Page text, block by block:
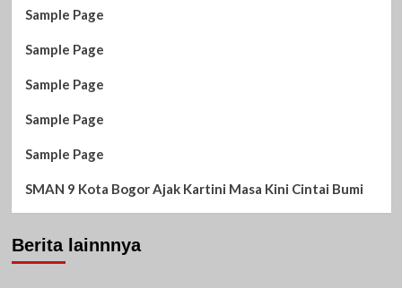
Sample Page
Sample Page
Sample Page
Sample Page
Sample Page
SMAN 9 Kota Bogor Ajak Kartini Masa Kini Cintai Bumi
Berita lainnnya